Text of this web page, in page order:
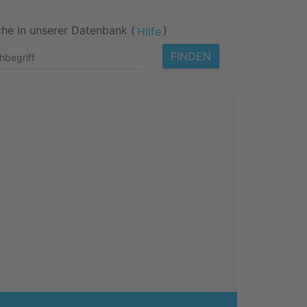
in unserer Datenbank ( Hilfe )
FINDEN